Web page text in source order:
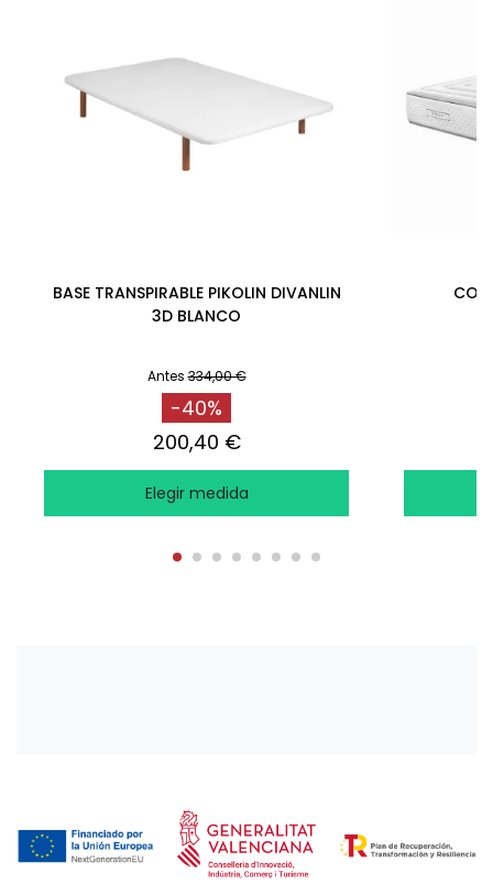
BASE TRANSPIRABLE PIKOLIN DIVANLIN
3D BLANCO
Antes 334,00 €
-40%
200,40 €
Elegir medida